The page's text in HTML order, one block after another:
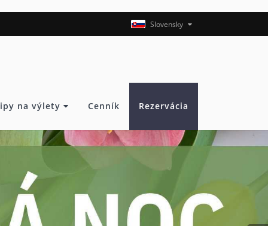
Slovensky
na výlety Cenník Rezervácia